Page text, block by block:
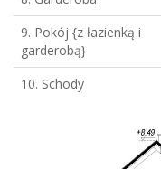
9. Pokój {z łazienką i
garderobą}
10. Schody